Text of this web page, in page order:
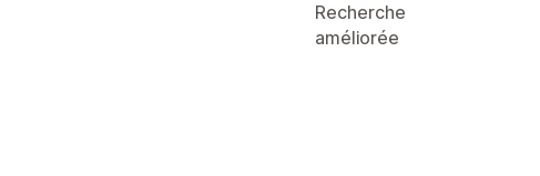
Recherche
améliorée